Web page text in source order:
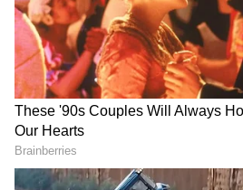
DOWNLOAD APP
ಕರ್ನಾಟಕ, ಭಾರತ (India News